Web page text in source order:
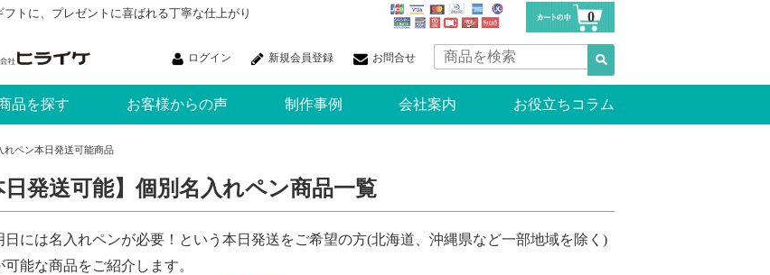
トに、プレゼントに喜ばれる丁寧な仕上がり 0
ログイン 新規会員登録 お問合せ
品を探す お客様からの声 制作事例 会社案内 お役立ちコラム
れペン本日発送可能商品
発送可能】個別名入れペン商品一覧
日には名入れペンが必要！という本日発送をご希望の方(北海道、沖縄県など一部地域を除く)
能な商品をご紹介します。